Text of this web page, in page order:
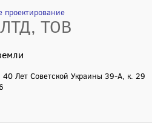
проектирование
ЛТД, ТОВ
Лет Советской Украины 39-А, к. 29